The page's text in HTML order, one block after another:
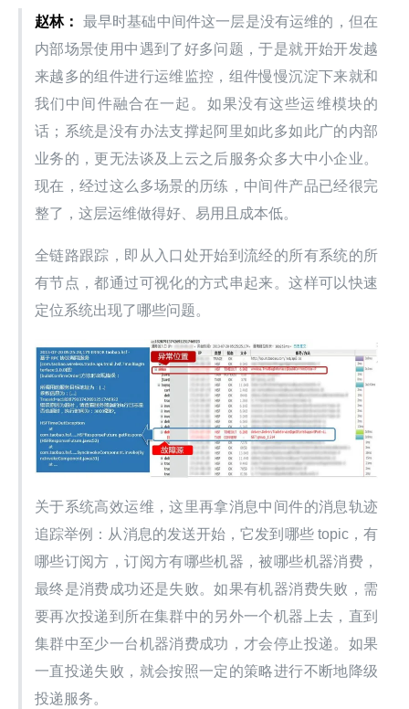
赵林：
最早时基础中间件这一层是没有运维的，但在
内部场景使用中遇到了好多问题，于是就开始开发越
来越多的组件进行运维监控，组件慢慢沉淀下来就和
我们中间件融合在一起。如果没有这些运维模块的
话；系统是没有办法支撑起阿里如此多如此广的内部
业务的，更无法谈及上云之后服务众多大中小企业。
现在，经过这么多场景的历练，中间件产品已经很完
整了，这层运维做得好、易用且成本低。
全链路跟踪，即从入口处开始到流经的所有系统的所
有节点，都通过可视化的方式串起来。这样可以快速
定位系统出现了哪些问题。
关于系统高效运维，这里再拿消息中间件的消息轨迹
追踪举例：从消息的发送开始，它发到哪些 topic，有
哪些订阅方，订阅方有哪些机器，被哪些机器消费，
最终是消费成功还是失败。如果有机器消费失败，需
要再次投递到所在集群中的另外一个机器上去，直到
集群中至少一台机器消费成功，才会停止投递。如果
一直投递失败，就会按照一定的策略进行不断地降级
投递服务。